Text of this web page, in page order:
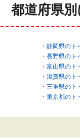
都道府県
静岡県のト
長野県のト
富山県のト
滋賀県のト
三重県のト
東京都のト